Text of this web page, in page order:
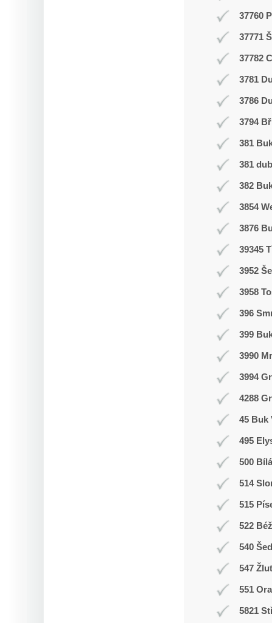
37760
37771
37782
3781
3786
3794
381
381 dub
382
3854
3876
39345
3952
3958
396
399
3990
3994
4288
45 Buk
495
500 Bílá
514
515
522
540
547
551
5821